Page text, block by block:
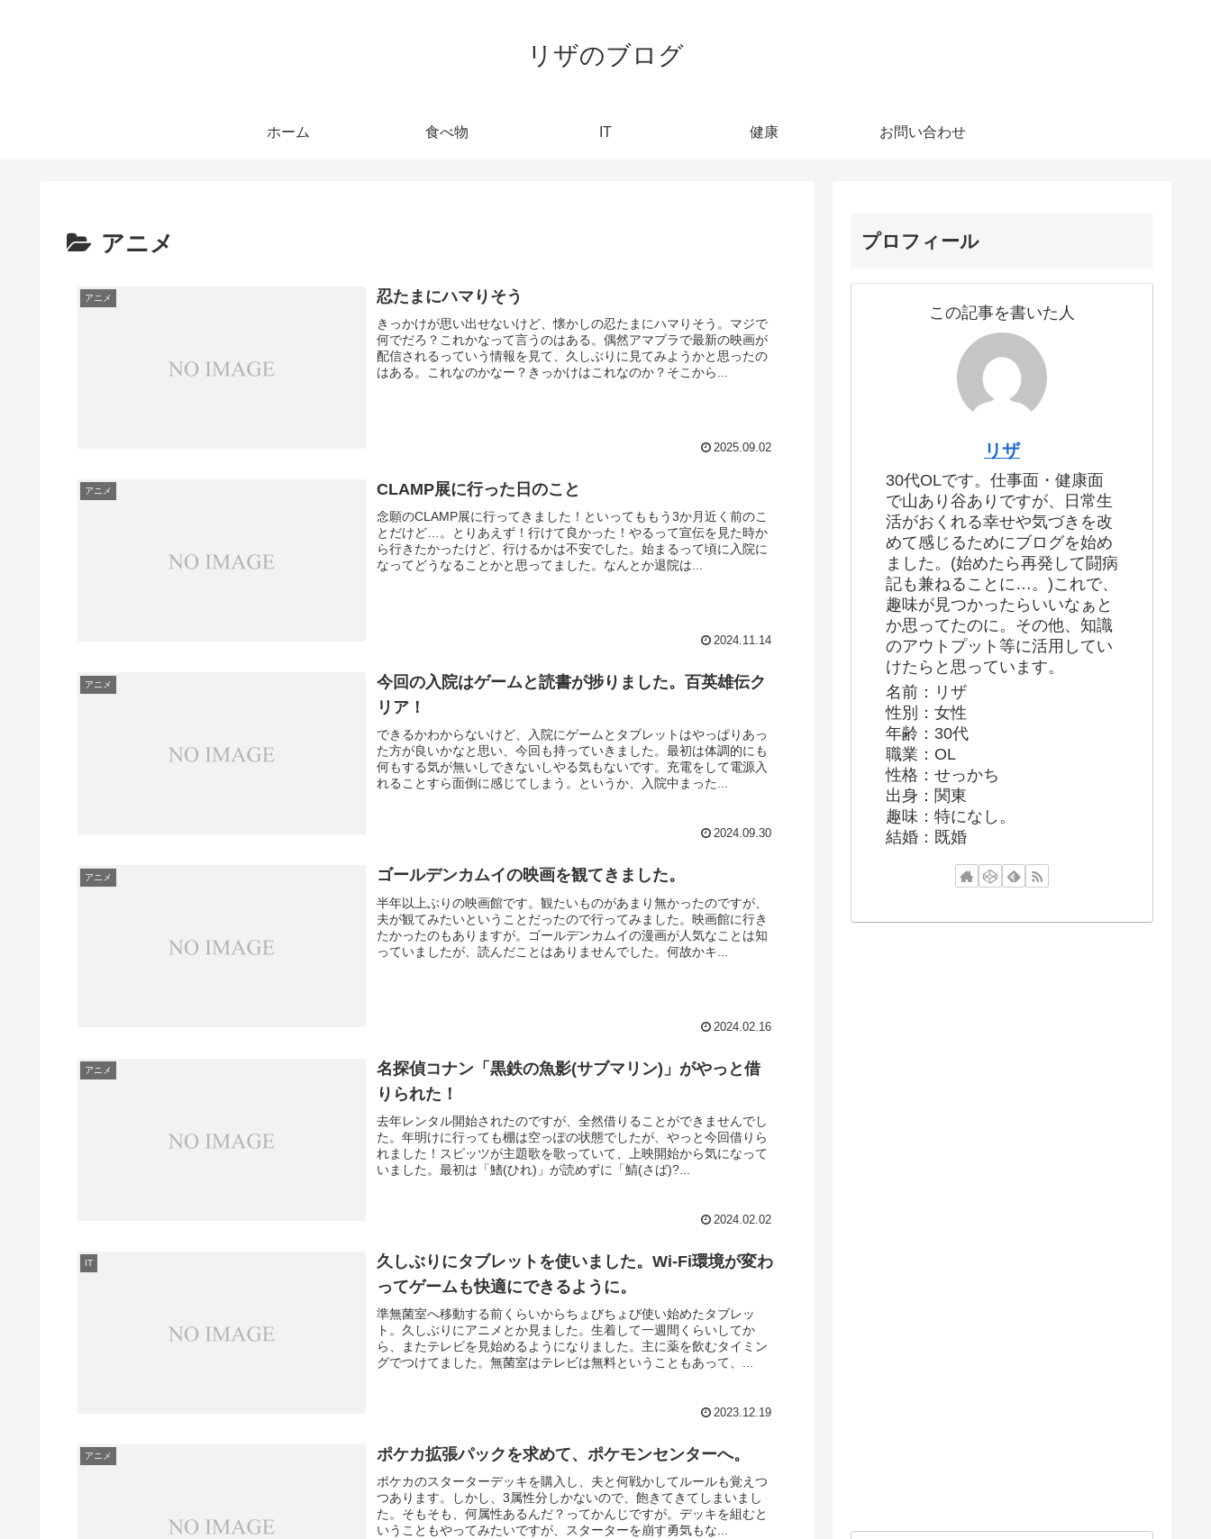
リザのブログ
ホーム 食べ物 IT 健康 お問い合わせ
アニメ
アニメ 忍たまにハマりそう
きっかけが思い出せないけど、懐かしの忍たまにハマりそう。マジで
何でだろ？これかなって言うのはある。偶然アマプラで最新の映画が
配信されるっていう情報を見て、久しぶりに見てみようかと思ったの
はある。これなのかなー？きっかけはこれなのか？そこから...
2025.09.02
アニメ CLAMP展に行った日のこと
念願のCLAMP展に行ってきました！といってももう3か月近く前のこ
とだけど…。とりあえず！行けて良かった！やるって宣伝を見た時か
ら行きたかったけど、行けるかは不安でした。始まるって頃に入院に
なってどうなることかと思ってました。なんとか退院は...
2024.11.14
アニメ
今回の入院はゲームと読書が捗りました。百英雄伝ク
リア！
できるかわからないけど、入院にゲームとタブレットはやっぱりあっ
た方が良いかなと思い、今回も持っていきました。最初は体調的にも
何もする気が無いしできないしやる気もないです。充電をして電源入
れることすら面倒に感じてしまう。というか、入院中まった...
2024.09.30
アニメ ゴールデンカムイの映画を観てきました。
半年以上ぶりの映画館です。観たいものがあまり無かったのですが、
夫が観てみたいということだったので行ってみました。映画館に行き
たかったのもありますが。ゴールデンカムイの漫画が人気なことは知
っていましたが、読んだことはありませんでした。何故かキ...
2024.02.16
アニメ
名探偵コナン「黒鉄の魚影(サブマリン)」がやっと借
りられた！
去年レンタル開始されたのですが、全然借りることができませんでし
た。年明けに行っても棚は空っぽの状態でしたが、やっと今回借りら
れました！スピッツが主題歌を歌っていて、上映開始から気になって
いました。最初は「鰭(ひれ)」が読めずに「鯖(さば)?...
2024.02.02
IT
久しぶりにタブレットを使いました。Wi-Fi環境が変わ
ってゲームも快適にできるように。
準無菌室へ移動する前くらいからちょびちょび使い始めたタブレッ
ト。久しぶりにアニメとか見ました。生着して一週間くらいしてか
ら、またテレビを見始めるようになりました。主に薬を飲むタイミン
グでつけてました。無菌室はテレビは無料ということもあって、...
2023.12.19
アニメ ポケカ拡張パックを求めて、ポケモンセンターへ。
ポケカのスターターデッキを購入し、夫と何戦かしてルールも覚えつ
つあります。しかし、3属性分しかないので、飽きてきてしまいまし
た。そもそも、何属性あるんだ？ってかんじですが。デッキを組むと
いうこともやってみたいですが、スターターを崩す勇気もな...
プロフィール
この記事を書いた人
リザ
30代OLです。仕事面・健康面
で山あり谷ありですが、日常生
活がおくれる幸せや気づきを改
めて感じるためにブログを始め
ました。(始めたら再発して闘病
記も兼ねることに…。)これで、
趣味が見つかったらいいなぁと
か思ってたのに。その他、知識
のアウトプット等に活用してい
けたらと思っています。
名前：リザ
性別：女性
年齢：30代
職業：OL
性格：せっかち
出身：関東
趣味：特になし。
結婚：既婚